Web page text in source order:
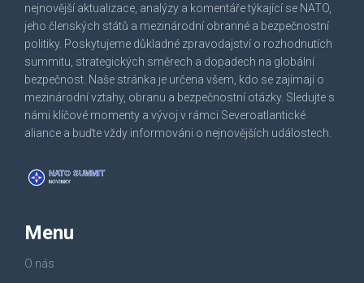
nejnovější aktualizace, analýzy a komentáře týkající se NATO,
jeho členských států a mezinárodní obranné a bezpečnostní
politiky. Poskytujeme důkladné zpravodajství o rozhodnutích
summitu, strategických směrech a dopadech na globální
bezpečnost. Naše stránka je určena všem, kdo se zajímají o
mezinárodní vztahy, obranu a bezpečnostní otázky. Sledujte s
námi klíčové momenty a vývoj v rámci Severoatlantické
aliance a buďte vždy informováni o nejnovějších událostech.
Menu
O nás